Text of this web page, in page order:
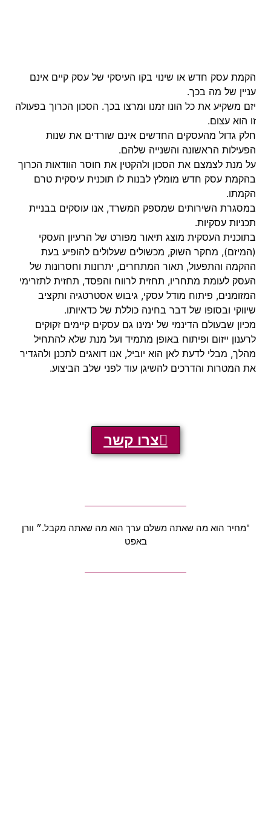
הקמת עסק חדש או שינוי בקו העיסקי של עסק קיים אינם
עניין של מה בכך.
יזם משקיע את כל הונו זמנו ומרצו בכך. הסכון הכרוך בפעולה
זו הוא עצום.
חלק גדול מהעסקים החדשים אינם שורדים את שנות
הפעילות הראשונה והשנייה שלהם.
על מנת לצמצם את הסכון ולהקטין את חוסר הוודאות הכרוך
בהקמת עסק חדש מומלץ לבנות לו תוכנית עיסקית טרם
הקמתו.
במסגרת השירותים שמספק המשרד, אנו עוסקים בבניית
תכניות עסקיות.
בתוכנית העסקית מוצג תיאור מפורט של הרעיון העסקי
(המיזם), מחקר השוק, מכשולים שעלולים להופיע בעת
ההקמה והתפעול, תאור המתחרים, יתרונות וחסרונות של
העסק לעומת מתחריו, תחזית לרווח והפסד, תחזית לתזרימי
המזומנים, פיתוח מודל עסקי, גיבוש אסטרטגיה ותקציב
שיווקי ובסופו של דבר בחינה כוללת של כדאיותו.
מכיון שבעולם הדינמי של ימינו גם עסקים קיימים זקוקים
לרענון ייזום ופיתוח באופן מתמיד ועל מנת שלא להתחיל
מהלך, מבלי לדעת לאן הוא יוביל, אנו דואגים לתכנן ולהגדיר
את המטרות והדרכים להשיגן עוד לפני שלב הביצוע.
צרו קשר
"מחיר הוא מה שאתה משלם ערך הוא מה שאתה מקבל.״ וורן
באפט